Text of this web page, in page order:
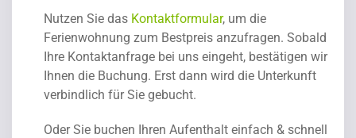
Nutzen Sie das Kontaktformular, um die
Ferienwohnung zum Bestpreis anzufragen. Sobald
Ihre Kontaktanfrage bei uns eingeht, bestätigen wir
Ihnen die Buchung. Erst dann wird die Unterkunft
verbindlich für Sie gebucht.
Oder Sie buchen Ihren Aufenthalt einfach & schnell